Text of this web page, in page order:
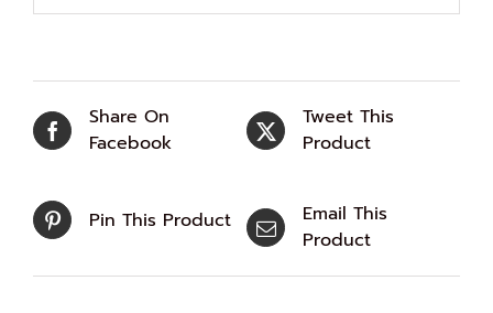
Share On
Facebook
Tweet This
Product
Pin This Product
Email This
Product